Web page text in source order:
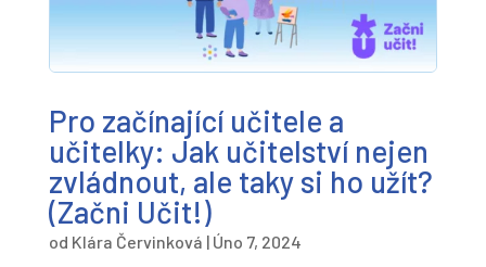
Pro začínající učitele a
učitelky: Jak učitelství nejen
zvládnout, ale taky si ho užít?
(Začni Učit!)
od Klára Červinková | Úno 7, 2024